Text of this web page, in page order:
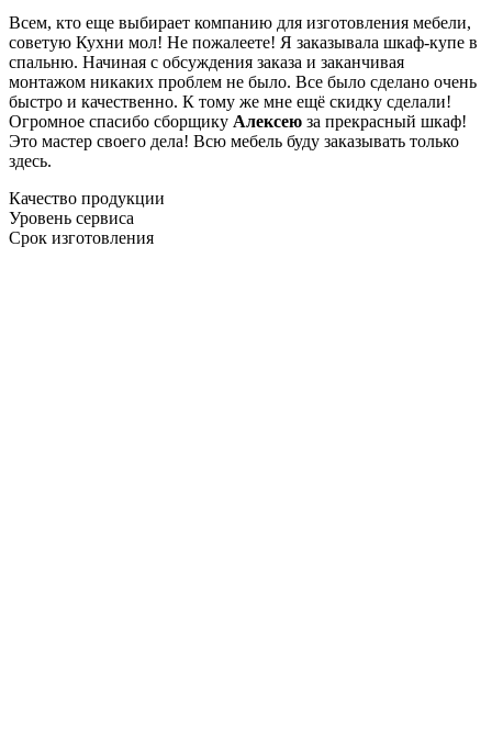
Всем, кто еще выбирает компанию для изготовления мебели,
советую Кухни мол! Не пожалеете! Я заказывала шкаф-купе в
спальню. Начиная с обсуждения заказа и заканчивая
монтажом никаких проблем не было. Все было сделано очень
быстро и качественно. К тому же мне ещё скидку сделали!
Огромное спасибо сборщику Алексею за прекрасный шкаф!
Это мастер своего дела! Всю мебель буду заказывать только
здесь.
Качество продукции
Уровень сервиса
Срок изготовления